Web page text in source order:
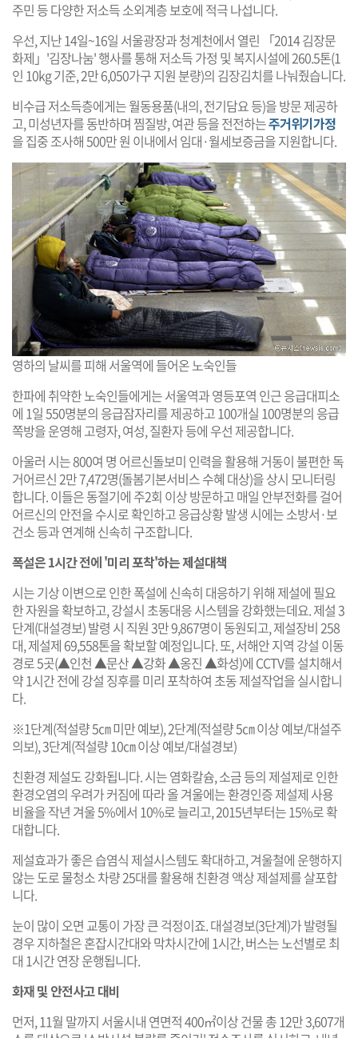
주민 등 다양한 저소득 소외계층 보호에 적극 나섭니다.
우선, 지난 14일~16일 서울광장과 청계천에서 열린 「2014 김장문
화제」'김장나눔' 행사를 통해 저소득 가정 및 복지시설에 260.5톤(1
인 10kg 기준, 2만 6,050가구 지원 분량)의 김장김치를 나눠줬습니다.
비수급 저소득층에게는 월동용품(내의, 전기담요 등)을 방문 제공하
고, 미성년자를 동반하며 찜질방, 여관 등을 전전하는주거위기가정
을 집중 조사해 500만 원 이내에서 임대·월세보증금을 지원합니다.
영하의 날씨를 피해 서울역에 들어온 노숙인들
한파에 취약한 노숙인들에게는 서울역과 영등포역 인근 응급대피소
에 1일 550명분의 응급잠자리를 제공하고 100개실 100명분의 응급
쪽방을 운영해 고령자, 여성, 질환자 등에 우선 제공합니다.
아울러 시는 800여 명 어르신돌보미 인력을 활용해 거동이 불편한 독
거어르신 2만 7,472명(돌봄기본서비스 수혜 대상)을 상시 모니터링
합니다. 이들은 동절기에 주2회 이상 방문하고 매일 안부전화를 걸어
어르신의 안전을 수시로 확인하고 응급상황 발생 시에는 소방서·보
건소 등과 연계해 신속히 구조합니다.
폭설은 1시간 전에 '미리 포착'하는 제설대책
시는 기상 이변으로 인한 폭설에 신속히 대응하기 위해 제설에 필요
한 자원을 확보하고, 강설시 초동대응 시스템을 강화했는데요. 제설 3
단계(대설경보) 발령 시 직원 3만 9,867명이 동원되고, 제설장비 258
대, 제설제 69,558톤을 확보할 예정입니다. 또, 서해안 지역 강설 이동
경로 5곳(▲인천 ▲문산 ▲강화 ▲옹진 ▲화성)에 CCTV를 설치해서
약 1시간 전에 강설 징후를 미리 포착하여 초동 제설작업을 실시합니
다.
※1단계(적설량 5㎝ 미만 예보), 2단계(적설량 5㎝ 이상 예보/대설주
의보), 3단계(적설량 10㎝ 이상 예보/대설경보)
친환경 제설도 강화됩니다. 시는 염화칼슘, 소금 등의 제설제로 인한
환경오염의 우려가 커짐에 따라 올 겨울에는 환경인증 제설제 사용
비율을 작년 겨울 5%에서 10%로 늘리고, 2015년부터는 15%로 확
대합니다.
제설효과가 좋은 습염식 제설시스템도 확대하고, 겨울철에 운행하지
않는 도로 물청소 차량 25대를 활용해 친환경 액상 제설제를 살포합
니다.
눈이 많이 오면 교통이 가장 큰 걱정이죠. 대설경보(3단계)가 발령될
경우 지하철은 혼잡시간대와 막차시간에 1시간, 버스는 노선별로 최
대 1시간 연장 운행됩니다.
화재 및 안전사고 대비
먼저, 11월 말까지 서울시내 연면적 400㎡이상 건물 총 12만 3,607개